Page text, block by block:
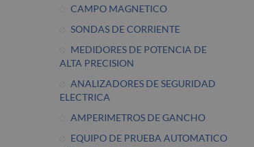
CAMPO MAGNETICO
SONDAS DE CORRIENTE
MEDIDORES DE POTENCIA DE
ALTA PRECISION
ANALIZADORES DE SEGURIDAD
ELECTRICA
AMPERIMETROS DE GANCHO
EQUIPO DE PRUEBA AUTOMATICO